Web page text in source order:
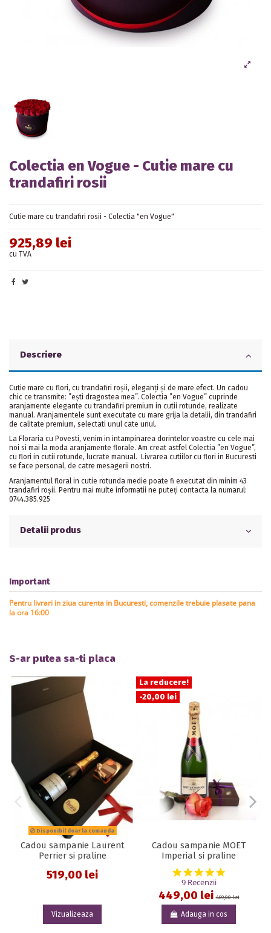
Colectia en Vogue - Cutie mare cu
trandafiri rosii
Cutie mare cu trandafiri rosii - Colectia "en Vogue"
925,89 lei
cu TVA
Descriere
Cutie mare cu flori, cu trandafiri roșii, eleganți și de mare efect. Un cadou
chic ce transmite: ”ești dragostea mea”. Colectia ”en Vogue” cuprinde
aranjamente elegante cu trandafiri premium in cutii rotunde, realizate
manual. Aranjamentele sunt executate cu mare grija la detalii, din trandafiri
de calitate premium, selectati unul cate unul.
La Floraria cu Povesti, venim in intampinarea dorintelor voastre cu cele mai
noi si mai la moda aranjamente florale. Am creat astfel Colectia ”en Vogue”,
cu flori in cutii rotunde, lucrate manual. Livrarea cutiilor cu flori in Bucuresti
se face personal, de catre mesagerii nostri.
Aranjamentul floral in cutie rotunda medie poate fi executat din minim 43
trandafiri roșii. Pentru mai multe informatii ne puteți contacta la numarul:
0744.385.925
Detalii produs
Important
Pentru livrari in ziua curenta in Bucuresti, comenzile trebuie plasate pana
la ora 16:00
S-ar putea sa-ti placa
Disponibil doar la comanda
Cadou sampanie Laurent
Perrier si praline
519,00 lei
Vizualizeaza
La reducere!
-20,00 lei
Cadou sampanie MOET
Imperial si praline
5.0 star
9 Recenzii
449,00 lei469,00 lei
Adauga in cos